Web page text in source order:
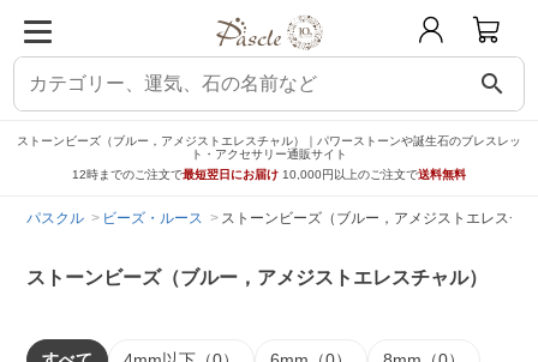
search
ストーンビーズ（ブルー，アメジストエレスチャル）｜パワーストーンや誕生石のブレスレッ
ト・アクセサリー通販サイト
12時までのご注文で最短翌日にお届け 10,000円以上のご注文で送料無料
パスクル ビーズ・ルース ストーンビーズ（ブルー，アメジストエレスチ
ストーンビーズ（ブルー，アメジストエレスチャル）